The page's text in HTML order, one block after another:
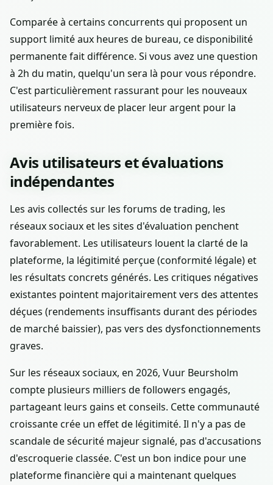
Comparée à certains concurrents qui proposent un
support limité aux heures de bureau, ce disponibilité
permanente fait différence. Si vous avez une question
à 2h du matin, quelqu'un sera là pour vous répondre.
C'est particulièrement rassurant pour les nouveaux
utilisateurs nerveux de placer leur argent pour la
première fois.
Avis utilisateurs et évaluations
indépendantes
Les avis collectés sur les forums de trading, les
réseaux sociaux et les sites d'évaluation penchent
favorablement. Les utilisateurs louent la clarté de la
plateforme, la légitimité perçue (conformité légale) et
les résultats concrets générés. Les critiques négatives
existantes pointent majoritairement vers des attentes
déçues (rendements insuffisants durant des périodes
de marché baissier), pas vers des dysfonctionnements
graves.
Sur les réseaux sociaux, en 2026, Vuur Beursholm
compte plusieurs milliers de followers engagés,
partageant leurs gains et conseils. Cette communauté
croissante crée un effet de légitimité. Il n'y a pas de
scandale de sécurité majeur signalé, pas d'accusations
d'escroquerie classée. C'est un bon indice pour une
plateforme financière qui a maintenant quelques